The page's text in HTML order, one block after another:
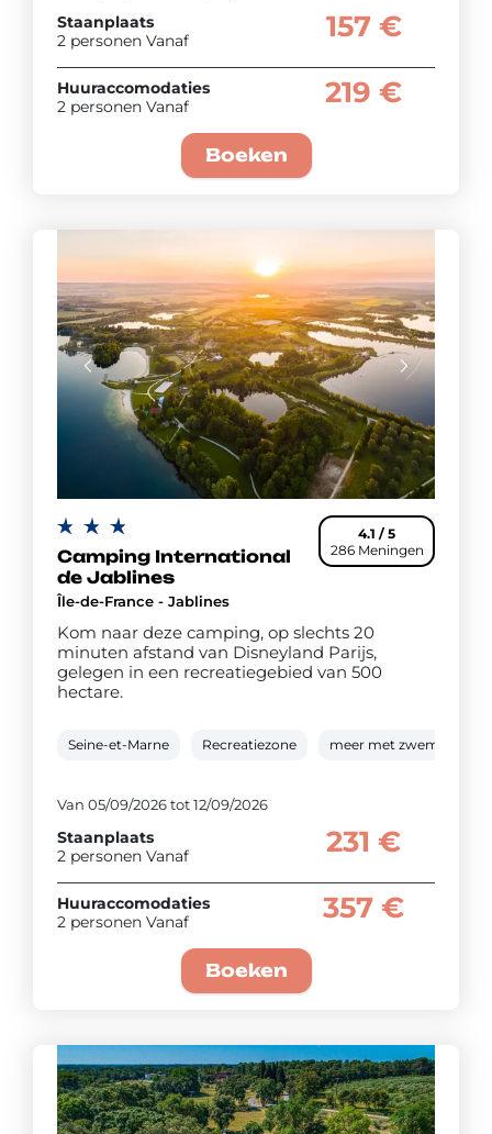
Staanplaats
2 personen Vanaf
157 €
Huuraccomodaties
2 personen Vanaf
219 €
Boeken
4.1 / 5
286 Meningen
Camping International
de Jablines
Île-de-France - Jablines
Kom naar deze camping, op slechts 20
minuten afstand van Disneyland Parijs,
gelegen in een recreatiegebied van 500
hectare.
Seine-et-Marne Recreatiezone meer met zwemzone
Van 05/09/2026 tot 12/09/2026
Staanplaats
2 personen Vanaf
231 €
Huuraccomodaties
2 personen Vanaf
357 €
Boeken